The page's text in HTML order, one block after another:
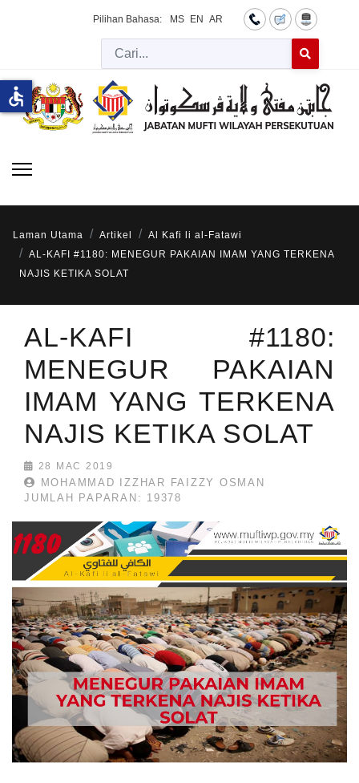
Pilihan Bahasa: MS EN AR
Cari
Laman Utama Artikel
Al Kafi li al-Fatawi
AL-KAFI #1180: MENEGUR PAKAIAN IMAM YANG TERKENA
NAJIS KETIKA SOLAT
AL-KAFI #1180:
MENEGUR PAKAIAN
IMAM YANG TERKENA
NAJIS KETIKA SOLAT
28 MAC 2019
MOHAMMAD IZZHAR FAIZZY OSMAN
JUMLAH PAPARAN: 19378
accessible